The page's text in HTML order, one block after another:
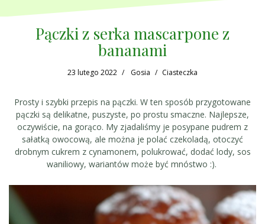
Pączki z serka mascarpone z
bananami
23 lutego 2022 Gosia Ciasteczka
Prosty i szybki przepis na pączki. W ten sposób przygotowane
pączki są delikatne, puszyste, po prostu smaczne. Najlepsze,
oczywiście, na gorąco. My zjadaliśmy je posypane pudrem z
sałatką owocową, ale można je polać czekoladą, otoczyć
drobnym cukrem z cynamonem, polukrować, dodać lody, sos
waniliowy, wariantów może być mnóstwo :).